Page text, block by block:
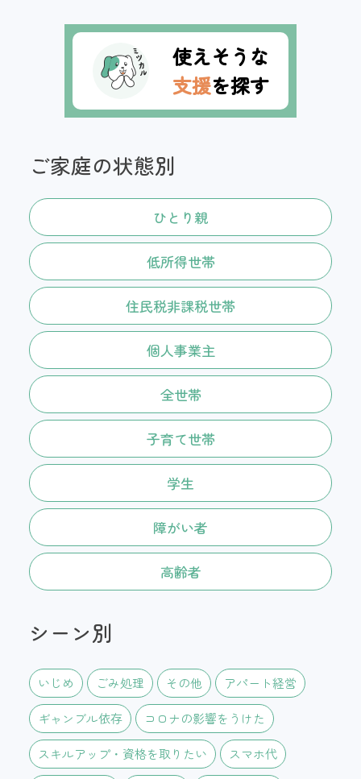
使えそうな
支援を探す
ご家庭の状態別
ひとり親
低所得世帯
住民税非課税世帯
個人事業主
全世帯
子育て世帯
学生
障がい者
高齢者
シーン別
いじめ ごみ処理 その他 アパート経営
ギャンブル依存 コロナの影響をうけた
スキルアップ・資格を取りたい スマホ代